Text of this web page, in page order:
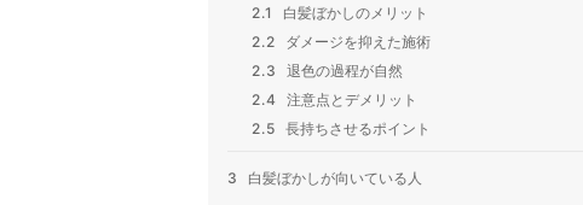
2.1
白髪ぼかしのメリット
2.2
ダメージを抑えた施術
2.3
退色の過程が自然
2.4
注意点とデメリット
2.5 長持ちさせるポイント
3 白髪ぼかしが向いている人